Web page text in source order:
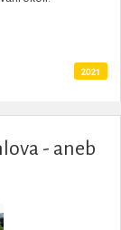
2021
- aneb